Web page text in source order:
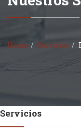
Home Servicios
Servicios